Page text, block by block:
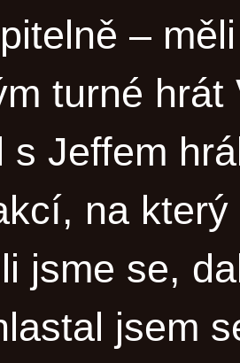
–
turné hrát
s Jeffem
na
jsme se,
jsem